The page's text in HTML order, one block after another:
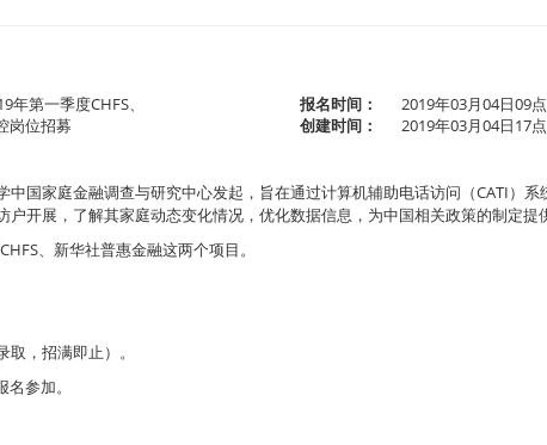
年第一季度CHFS、
岗位招募
报名时间：
2019年03月04日09
创建时间：
2019年03月04日17
中国家庭金融调查与研究中心发起，旨在通过计算机辅助电话访问（CATI ）系
户开展，了解其家庭动态变化情况，优化数据信息，为中国相关政策的制定提
CHFS、新华社普惠金融这两个项目。
取，招满即止）。
参加。